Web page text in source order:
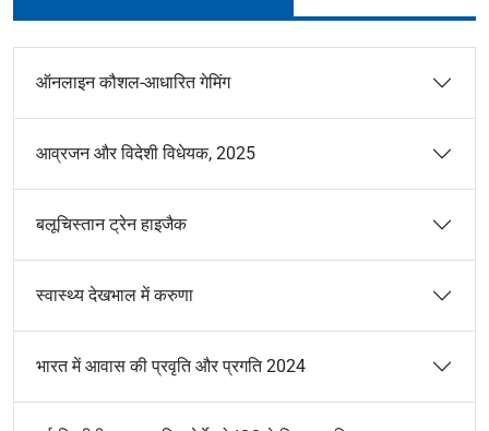
ऑनलाइन कौशल-आधारित गेमिंग
आव्रजन और विदेशी विधेयक, 2025
बलूचिस्तान ट्रेन हाइजैक
स्वास्थ्य देखभाल में करुणा
भारत में आवास की प्रवृति और प्रगति 2024